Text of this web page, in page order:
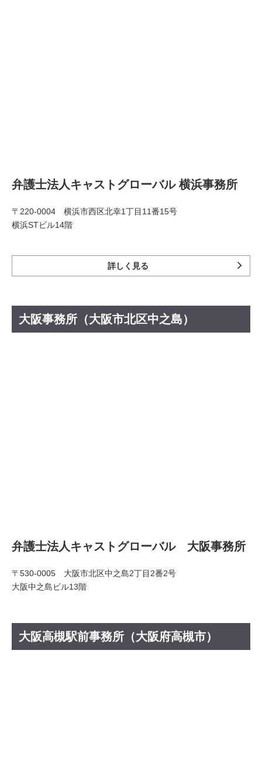
弁護士法人キャストグローバル 横浜事務所
〒220-0004 横浜市西区北幸1丁目11番15号
横浜STビル14階
詳しく見る
大阪事務所（大阪市北区中之島）
弁護士法人キャストグローバル 大阪事務所
〒530-0005 大阪市北区中之島2丁目2番2号
大阪中之島ビル13階
大阪高槻駅前事務所（大阪府高槻市）